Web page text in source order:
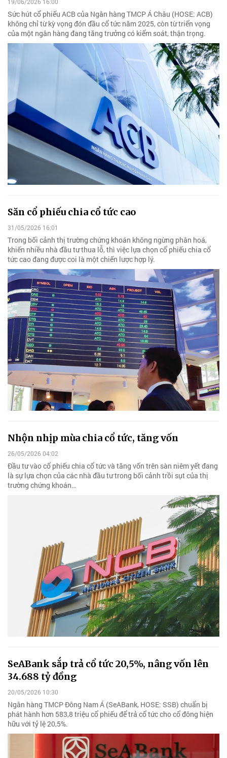
Sức hút cổ phiếu ACB của Ngân hàng TMCP Á Châu (HOSE: ACB)
không chỉ từ kỳ vọng đón đầu cổ tức năm 2025, còn từ triển vọng
của một ngân hàng đang tăng trưởng có kiểm soát, thận trọng.
Săn cổ phiếu chia cổ tức cao
31/05/2026 16:01
Trong bối cảnh thị trường chứng khoán không ngừng phân hoá,
khiến nhiều nhà đầu tư thua lỗ, thì việc lựa chọn cổ phiếu chia cổ
tức cao đang được coi là một chiến lược hợp lý.
Nhộn nhịp mùa chia cổ tức, tăng vốn
26/05/2026 04:02
Đầu tư vào cổ phiếu chia cổ tức và tăng vốn trên sàn niêm yết đang
là sự lựa chọn của các nhà đầu tư trong bối cảnh trồi sụt của thị
trường chứng khoán…
SeABank sắp trả cổ tức 20,5%, nâng vốn lên
34.688 tỷ đồng
20/05/2026 10:30
Ngân hàng TMCP Đông Nam Á (SeABank, HOSE: SSB) chuẩn bị
phát hành hơn 583,8 triệu cổ phiếu để trả cổ tức cho cổ đông hiện
hữu với tỷ lệ 20,5%.